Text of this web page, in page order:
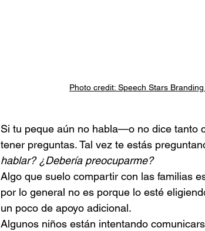
Photo credit: Speech Stars Branding
Si tu peque aún no habla—o no dice
tener preguntas. Tal vez te estás
hablar? ¿Debería preocuparme?
Algo que suelo compartir con las familias
por lo general no es porque lo esté
un poco de apoyo adicional.
Algunos niños están intentando